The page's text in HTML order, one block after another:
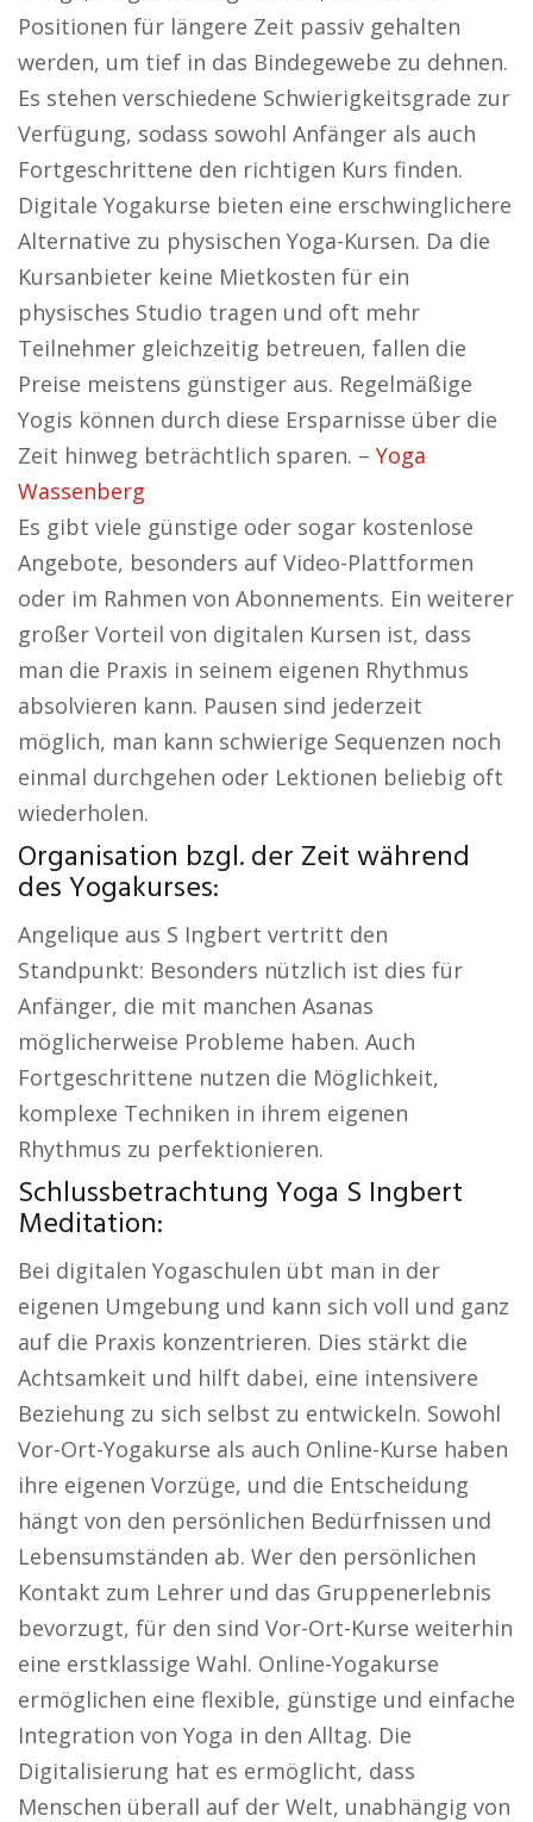
Positionen für längere Zeit passiv gehalten
werden, um tief in das Bindegewebe zu dehnen.
Es stehen verschiedene Schwierigkeitsgrade zur
Verfügung, sodass sowohl Anfänger als auch
Fortgeschrittene den richtigen Kurs finden.
Digitale Yogakurse bieten eine erschwinglichere
Alternative zu physischen Yoga-Kursen. Da die
Kursanbieter keine Mietkosten für ein
physisches Studio tragen und oft mehr
Teilnehmer gleichzeitig betreuen, fallen die
Preise meistens günstiger aus. Regelmäßige
Yogis können durch diese Ersparnisse über die
Zeit hinweg beträchtlich sparen. – Yoga
Wassenberg
Es gibt viele günstige oder sogar kostenlose
Angebote, besonders auf Video-Plattformen
oder im Rahmen von Abonnements. Ein weiterer
großer Vorteil von digitalen Kursen ist, dass
man die Praxis in seinem eigenen Rhythmus
absolvieren kann. Pausen sind jederzeit
möglich, man kann schwierige Sequenzen noch
einmal durchgehen oder Lektionen beliebig oft
wiederholen.
Organisation bzgl. der Zeit während
des Yogakurses:
Angelique aus S Ingbert vertritt den
Standpunkt: Besonders nützlich ist dies für
Anfänger, die mit manchen Asanas
möglicherweise Probleme haben. Auch
Fortgeschrittene nutzen die Möglichkeit,
komplexe Techniken in ihrem eigenen
Rhythmus zu perfektionieren.
Schlussbetrachtung Yoga S Ingbert
Meditation:
Bei digitalen Yogaschulen übt man in der
eigenen Umgebung und kann sich voll und ganz
auf die Praxis konzentrieren. Dies stärkt die
Achtsamkeit und hilft dabei, eine intensivere
Beziehung zu sich selbst zu entwickeln. Sowohl
Vor-Ort-Yogakurse als auch Online-Kurse haben
ihre eigenen Vorzüge, und die Entscheidung
hängt von den persönlichen Bedürfnissen und
Lebensumständen ab. Wer den persönlichen
Kontakt zum Lehrer und das Gruppenerlebnis
bevorzugt, für den sind Vor-Ort-Kurse weiterhin
eine erstklassige Wahl. Online-Yogakurse
ermöglichen eine flexible, günstige und einfache
Integration von Yoga in den Alltag. Die
Digitalisierung hat es ermöglicht, dass
Menschen überall auf der Welt, unabhängig von